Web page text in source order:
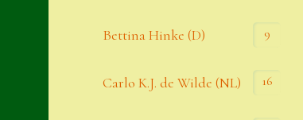
Bettina Hinke (D) 9
Carlo K.J. de Wilde (NL) 16